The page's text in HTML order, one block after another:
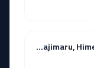
Tearmoon Teikoku Monogatari: Dantoudai kara Hajimaru, Hime no Tensei Gyakuten Story